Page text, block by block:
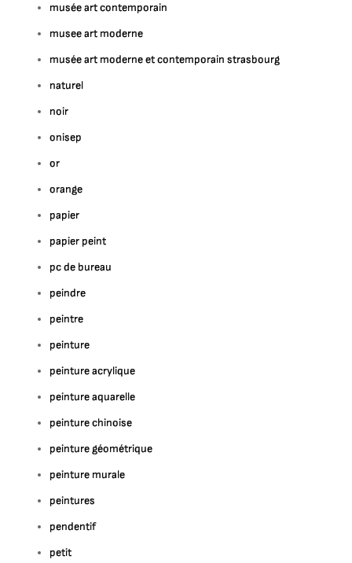
musée art contemporain
musee art moderne
musée art moderne et contemporain strasbourg
naturel
noir
onisep
or
orange
papier
papier peint
pc de bureau
peindre
peintre
peinture
peinture acrylique
peinture aquarelle
peinture chinoise
peinture géométrique
peinture murale
peintures
pendentif
petit